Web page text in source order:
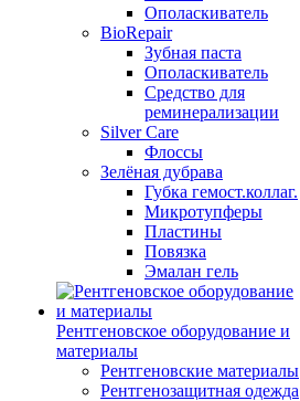
Ополаскиватель
BioRepair
Зубная паста
Ополаскиватель
Средство для
реминерализации
Silver Care
Флоссы
Зелёная дубрава
Губка гемост.коллаг.
Микротупферы
Пластины
Повязка
Эмалан гель
Рентгеновское оборудование и
материалы
Рентгеновские материалы
Рентгенозащитная одежда